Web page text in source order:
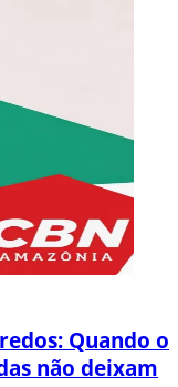
Quando o
não deixam